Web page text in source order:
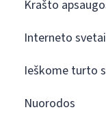
Krašto
Interneto
Ieškome turto
Nuorodos